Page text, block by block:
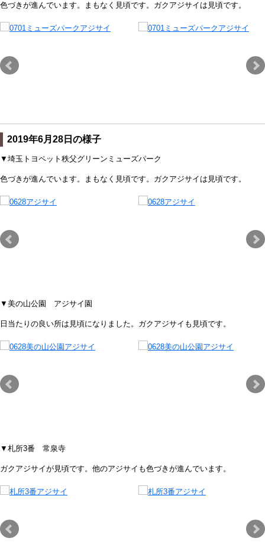
色づきが進んでいます。まもなく見頃です。ガクアジサイは見頃です。
2019年6月28日の様子
▼埼玉トヨペット秩父グリーンミューズパーク
色づきが進んでいます。まもなく見頃です。ガクアジサイは見頃です。
▼美の山公園 アジサイ園
日当たりの良い所は見頃になりました。ガクアジサイも見頃です。
▼札所3番 常泉寺
ガクアジサイが見頃です。他のアジサイも色づきが進んでいます。